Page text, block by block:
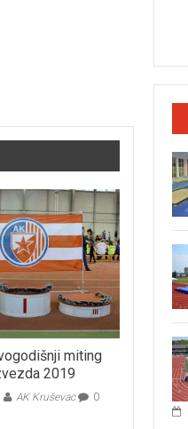
miting
2019
AK Kruševac 0